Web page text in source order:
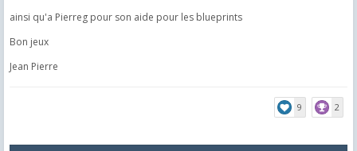
ainsi qu'a Pierreg pour son aide pour les blueprints
Bon jeux
Jean Pierre
9 2